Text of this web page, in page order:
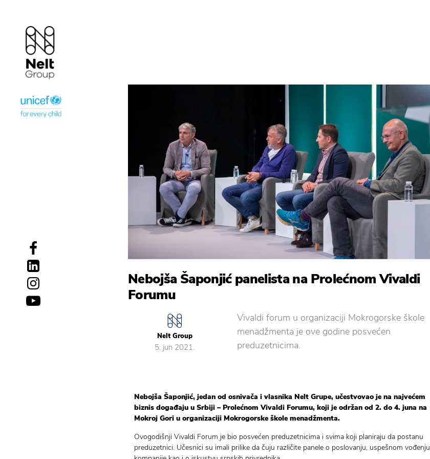
Nebojša Šaponjić panelista na Prolećnom Vivaldi
Forumu
Nelt Group
5. jun 2021.
Vivaldi forum u organizaciji Mokrogorske škole
menadžmenta je ove godine posvećen
preduzetnicima.
Nebojša Šaponjić, jedan od osnivača i vlasnika Nelt Grupe, učestvovao je na najvećem
biznis događaju u Srbiji – Prolećnom Vivaldi Forumu, koji je održan od 2. do 4. juna na
Mokroj Gori u organizaciji Mokrogorske škole menadžmenta.
Ovogodišnji Vivaldi Forum je bio posvećen preduzetnicima i svima koji planiraju da postanu
preduzetnici. Učesnici su imali prilike da čuju različite panele o poslovanju, uspešnom vođenju